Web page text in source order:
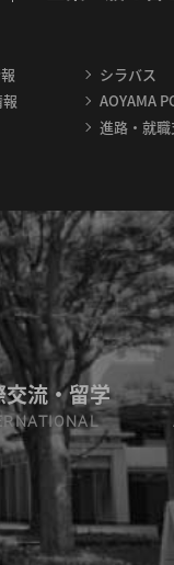
シラバス
AOYAMA
進路・就
交流・留学